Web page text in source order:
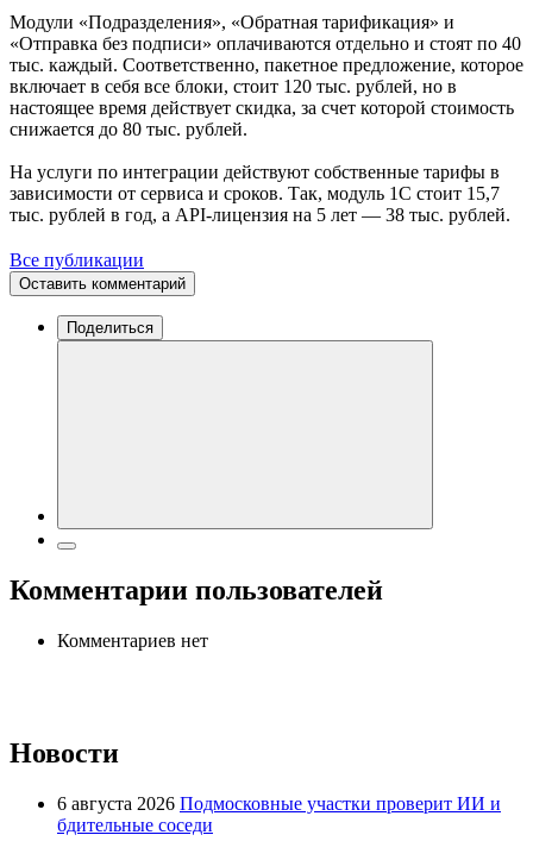
Модули «Подразделения», «Обратная тарификация» и
«Отправка без подписи» оплачиваются отдельно и стоят по 40
тыс. каждый. Соответственно, пакетное предложение, которое
включает в себя все блоки, стоит 120 тыс. рублей, но в
настоящее время действует скидка, за счет которой стоимость
снижается до 80 тыс. рублей.
На услуги по интеграции действуют собственные тарифы в
зависимости от сервиса и сроков. Так, модуль 1С стоит 15,7
тыс. рублей в год, а API-лицензия на 5 лет — 38 тыс. рублей.
Все публикации
Оставить комментарий
Поделиться
Комментарии пользователей
Комментариев нет
Новости
6 августа 2026 Подмосковные участки проверит ИИ и
бдительные соседи